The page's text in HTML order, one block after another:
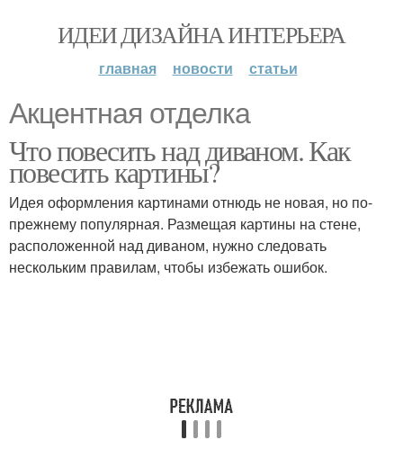
ИДЕИ ДИЗАЙНА ИНТЕРЬЕРА
главная новости статьи
Акцентная отделка
Что повесить над диваном. Как
повесить картины?
Идея оформления картинами отнюдь не новая, но по-
прежнему популярная. Размещая картины на стене,
расположенной над диваном, нужно следовать
нескольким правилам, чтобы избежать ошибок.